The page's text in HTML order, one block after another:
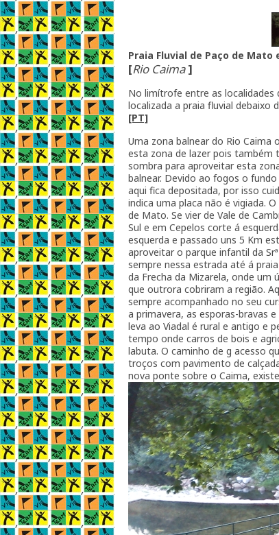
Praia Fluvial de Paço de Mato
[Rio Caima ]
No limítrofe entre as localidades
localizada a praia fluvial debaixo
[PT]
Uma zona balnear do Rio Caima
esta zona de lazer pois também
sombra para aproveitar esta
balnear. Devido ao fogos o
aqui fica depositada, por isso
indica uma placa não é vigiada.
de Mato. Se vier de Vale de
Sul e em Cepelos corte á
esquerda e passado uns 5 Km
aproveitar o parque infantil da
sempre nessa estrada até á
da Frecha da Mizarela, onde um
que outrora cobriram a região.
sempre acompanhado no seu
a primavera, as esporas-bravas
leva ao Viadal é rural e antigo e
tempo onde carros de bois e
labuta. O caminho de g acesso
troços com pavimento de
nova ponte sobre o Caima,